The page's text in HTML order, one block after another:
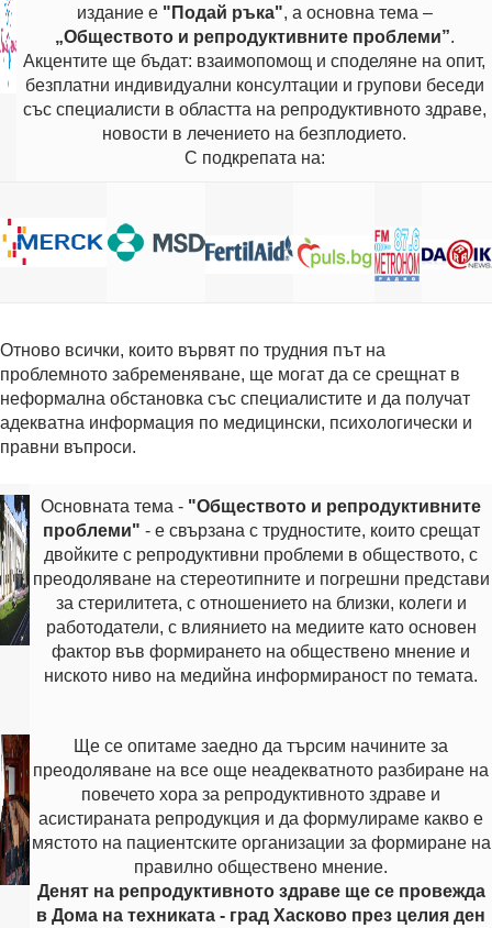
издание e "Подай ръка", а основна тема –
„Обществото и репродуктивните проблеми”.
Акцентите ще бъдат: взаимопомощ и споделяне на опит,
безплатни индивидуални консултации и групови беседи
със специалисти в областта на репродуктивното здраве,
новости в лечението на безплодието.
С подкрепата на:
Отново всички, които вървят по трудния път на
проблемното забременяване, ще могат да се срещнат в
неформална обстановка със специалистите и да получат
адекватна информация по медицински, психологически и
правни въпроси.
Основната тема - "Обществото и репродуктивните
проблеми" - е свързана с трудностите, които срещат
двойките с репродуктивни проблеми в обществото, с
преодоляване на стереотипните и погрешни представи
за стерилитета, с отношението на близки, колеги и
работодатели, с влиянието на медиите като основен
фактор във формирането на обществено мнение и
ниското ниво на медийна информираност по темата.
Ще се опитаме заедно да търсим начините за
преодоляване на все още неадекватното разбиране на
повечето хора за репродуктивното здраве и
асистираната репродукция и да формулираме какво е
мястото на пациентските организации за формиране на
правилно обществено мнение.
Денят на репродуктивното здраве ще се провежда
в Дома на техниката - град Хасково през целия ден